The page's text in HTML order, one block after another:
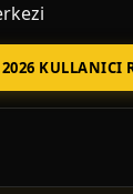
KULLANICI